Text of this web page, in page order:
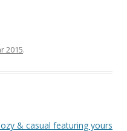
2015.
& casual featuring yours